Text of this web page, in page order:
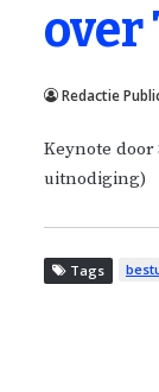
over
Redactie
Keynote door
uitnodiging)
Tags